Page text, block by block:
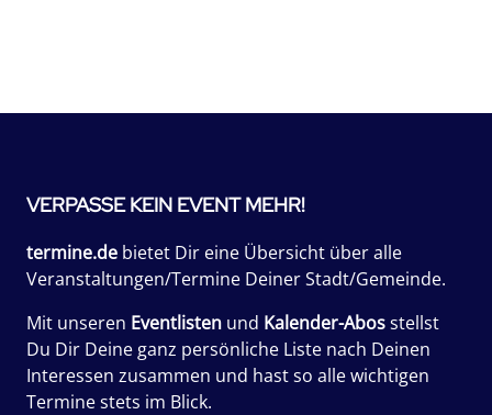
VERPASSE KEIN EVENT MEHR!
termine.de bietet Dir eine Übersicht über alle
Veranstaltungen/Termine Deiner Stadt/Gemeinde.
Mit unseren Eventlisten und Kalender-Abosstellst
Du Dir Deine ganz persönliche Liste nach Deinen
Interessen zusammen und hast so alle wichtigen
Termine stets im Blick.